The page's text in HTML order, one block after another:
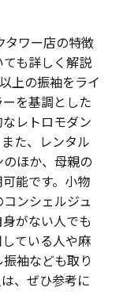
タワー店の特徴
も詳しく解説
上の振袖をライ
を基調とした
レトロモダン
た、レンタル
ほか、母親の
能です。小物
ンシェルジュ
がない人でも
ている人や麻
袖なども取り
、ぜひ参考に